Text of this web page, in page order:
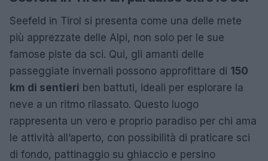
Seefeld in Tirol si presenta come una delle mete
più apprezzate delle Alpi, non solo per le sue
famose piste da sci. Qui, gli amanti delle
passeggiate invernali possono approfittare di 150
km di sentieri ben battuti, ideali per esplorare la
neve a un ritmo rilassato. Questo luogo
rappresenta un vero e proprio paradiso per chi ama
le attività all’aperto, con possibilità di praticare sci
di fondo, pattinaggio su ghiaccio e persino